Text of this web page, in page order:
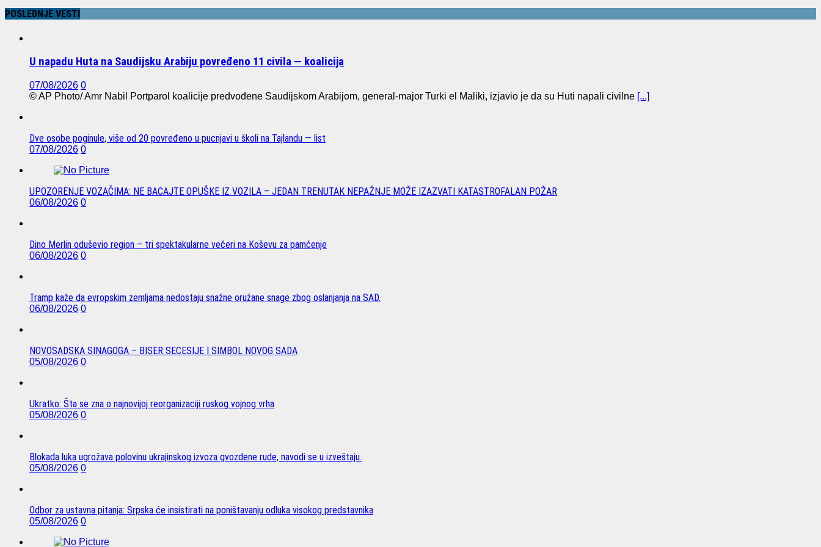
POSLEDNJE VESTI
U napadu Huta na Saudijsku Arabiju povređeno 11 civila — koalicija
07/08/2026 0
© AP Photo/ Amr Nabil Portparol koalicije predvođene Saudijskom Arabijom, general-major Turki el Maliki, izjavio je da su Huti napali civilne [...]
Dve osobe poginule, više od 20 povređeno u pucnjavi u školi na Tajlandu — list
07/08/2026 0
UPOZORENJE VOZAČIMA: NE BACAJTE OPUŠKE IZ VOZILA – JEDAN TRENUTAK NEPAŽNJE MOŽE IZAZVATI KATASTROFALAN POŽAR
06/08/2026 0
Dino Merlin oduševio region – tri spektakularne večeri na Koševu za pamćenje
06/08/2026 0
Tramp kaže da evropskim zemljama nedostaju snažne oružane snage zbog oslanjanja na SAD.
06/08/2026 0
NOVOSADSKA SINAGOGA – BISER SECESIJE I SIMBOL NOVOG SADA
05/08/2026 0
Ukratko: Šta se zna o najnovijoj reorganizaciji ruskog vojnog vrha
05/08/2026 0
Blokada luka ugrožava polovinu ukrajinskog izvoza gvozdene rude, navodi se u izveštaju.
05/08/2026 0
Odbor za ustavna pitanja: Srpska će insistirati na poništavanju odluka visokog predstavnika
05/08/2026 0